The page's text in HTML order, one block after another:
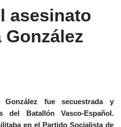
asesinato
González
fue secuestrada y
del Batallón Vasco-Español.
en el Partido Socialista de